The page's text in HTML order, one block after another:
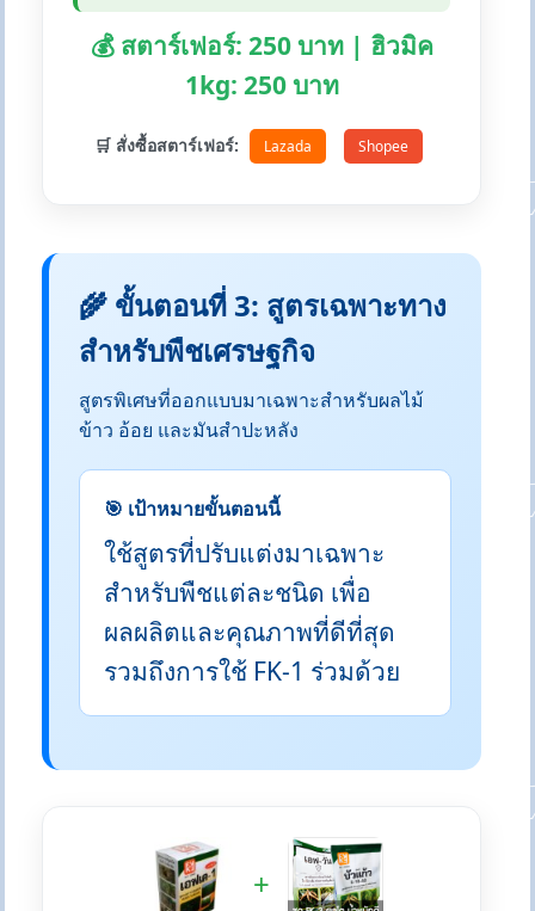
💰 สตาร์เฟอร์: 250 บาท | ฮิวมิค
1kg: 250 บาท
🛒 สั่งซื้อสตาร์เฟอร์: Lazada Shopee
🌾 ขั้นตอนที่ 3: สูตรเฉพาะทาง
สำหรับพืชเศรษฐกิจ
สูตรพิเศษที่ออกแบบมาเฉพาะสำหรับผลไม้
ข้าว อ้อย และมันสำปะหลัง
🎯 เป้าหมายขั้นตอนนี้
ใช้สูตรที่ปรับแต่งมาเฉพาะ
สำหรับพืชแต่ละชนิด เพื่อ
ผลผลิตและคุณภาพที่ดีที่สุด
รวมถึงการใช้ FK-1 ร่วมด้วย
+